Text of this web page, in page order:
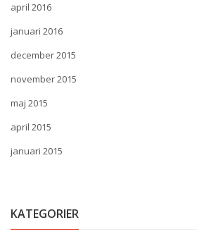
april 2016
januari 2016
december 2015
november 2015
maj 2015
april 2015
januari 2015
KATEGORIER